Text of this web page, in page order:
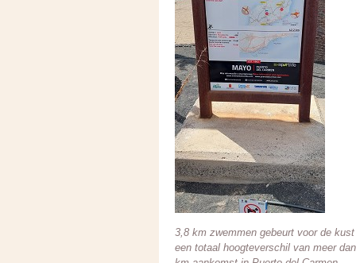
3,8 km zwemmen gebeurt voor de
een totaal hoogteverschil van meer